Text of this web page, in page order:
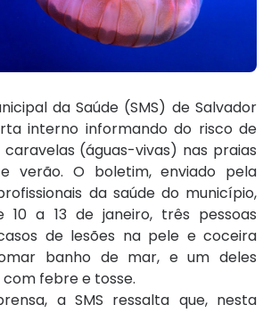
da Saúde (SMS) de Salvador
interno informando do risco de
(águas-vivas) nas praias
verão. O boletim, enviado pela
da saúde do município,
10 a 13 de janeiro, três pessoas
de lesões na pele e coceira
banho de mar, e um deles
febre e tosse.
a SMS ressalta que, nesta